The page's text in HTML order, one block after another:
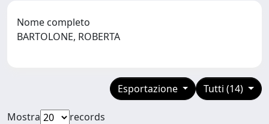
Nome completo
BARTOLONE, ROBERTA
Tutti (14)
Esportazione
Mostra
records